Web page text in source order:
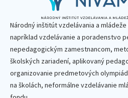
Národný inštitút vzdelávania a
napríklad vzdelávanie a poradenstvo
nepedagogickým zamestnancom,
školských zariadení, aplikovaný
organizovanie predmetových
na školách, neformálne vzdelávanie